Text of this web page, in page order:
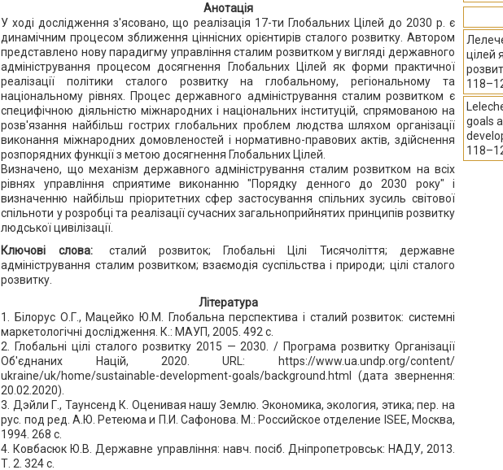
Анотація
У ході дослідження з'ясовано, що реалізація 17-ти Глобальних Цілей до 2030 р. є
динамічним процесом зближення ціннісних орієнтирів сталого розвитку. Автором
представлено нову парадигму управління сталим розвитком у вигляді державного
адміністрування процесом досягнення Глобальних Цілей як форми практичної
реалізації політики сталого розвитку на глобальному, регіональному та
національному рівнях. Процес державного адміністрування сталим розвитком є
специфічною діяльністю міжнародних і національних інституцій, спрямованою на
розв'язання найбільш гострих глобальних проблем людства шляхом організації
виконання міжнародних домовленостей і нормативно-правових актів, здійснення
розпорядних функції з метою досягнення Глобальних Цілей.
Визначено, що механізм державного адміністрування сталим розвитком на всіх
рівнях управління сприятиме виконанню "Порядку денного до 2030 року" і
визначенню найбільш пріоритетних сфер застосування спільних зусиль світової
спільноти у розробці та реалізації сучасних загальноприйнятих принципів розвитку
людської цивілізації.
Ключові слова:
сталий розвиток; Глобальні Цілі Тисячоліття; державне
адміністрування сталим розвитком; взаємодія суспільства і природи; цілі сталого
розвитку.
Література
1. Білорус О.Г., Мацейко Ю.М. Глобальна перспектива і сталий розвиток: системні
маркетологічні дослідження. К.: МАУП, 2005. 492 с.
2. Глобальні цілі сталого розвитку 2015 — 2030. / Програма розвитку Організації
Об'єднаних Націй, 2020. URL: https://www.ua.undp.org/content/
ukraine/uk/home/sustainable-development-goals/background.html (дата звернення:
20.02.2020).
3. Дэйли Г., Таунсенд К. Оценивая нашу Землю. Экономика, экология, этика; пер. на
рус. под ред. А.Ю. Ретеюма и П.И. Сафонова. М.: Российское отделение ISEE, Москва,
1994. 268 с.
4. Ковбасюк Ю.В. Державне управління: навч. посіб. Дніпропетровськ: НАДУ, 2013.
Т. 2. 324 c.
цілей
goals